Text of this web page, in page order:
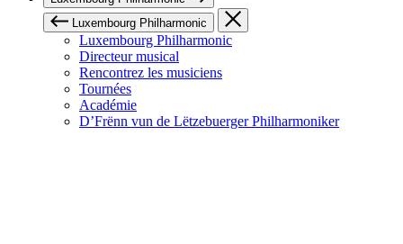
Luxembourg Philharmonic
Luxembourg Philharmonic
Directeur musical
Rencontrez les musiciens
Tournées
Académie
D’Frënn vun de Lëtzebuerger Philharmoniker